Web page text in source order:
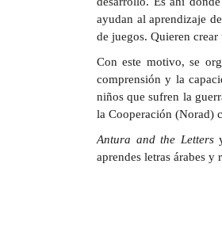
ayudan al aprendizaje
de juegos. Quieren
Con este motivo, se
comprensión y la
niños que sufren la
la Cooperación (Norad)
Antura and the Letters
aprendes letras árabes